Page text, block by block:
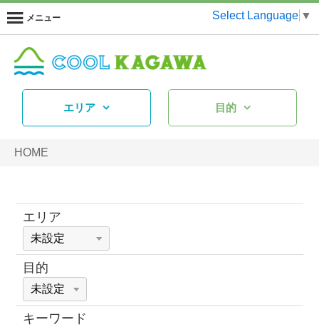
メニュー Select Language ▼
エリア 目的
HOME
エリア
目的
キーワード